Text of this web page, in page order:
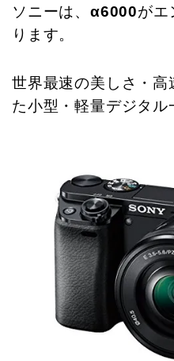
ソニーは、 α6000がエ
ります。
世界最速の美しさ・高
た小型・軽量デジタル